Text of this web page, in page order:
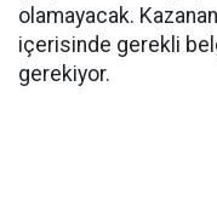
olamayacak.
içerisinde gerekli
gerekiyor.